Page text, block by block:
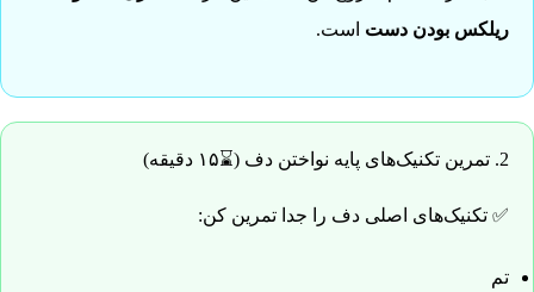
ریلکس بودن دست است.
2. تمرین تکنیک‌های پایه نواختن دف (⌛۱۵ دقیقه)
✅ تکنیک‌های اصلی دف را جدا تمرین کن:
تم